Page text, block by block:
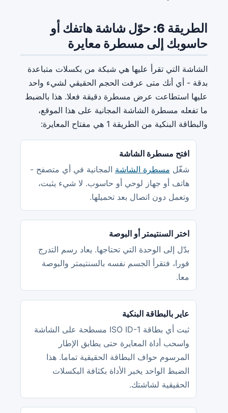
الطريقة 6: حوّل شاشة هاتفك أو
حاسوبك إلى مسطرة معايرة
الشاشة التي تقرأ عليها هي شبكة من بكسلات متباعدة
بدقة - أي أنك متى عرفت الحجم الحقيقي لشيء واحد
عليها استطاعت عرض مسطرة دقيقة فعلا. هذا بالضبط
ما تفعله مسطرة الشاشة المجانية على هذا الموقع،
والبطاقة البنكية من الطريقة 1 هي مفتاح المعايرة:
افتح مسطرة الشاشة
شغّل مسطرة الشاشة المجانية في أي متصفح -
هاتف أو جهاز لوحي أو حاسوب. لا شيء يثبت،
وتعمل دون اتصال بعد تحميلها.
اختر السنتيمتر أو البوصة
بدّل إلى الوحدة التي تحتاجها. يعاد رسم التدرج
فورا، فتقرأ الجسم نفسه بالسنتيمتر والبوصة
معا.
عاير بالبطاقة البنكية
ثبت أي بطاقة ISO ID-1 مسطحة على الشاشة
واسحب أداة المعايرة حتى يطابق الإطار
المرسوم حواف البطاقة الحقيقية تماما. هذا
الضبط الواحد يخبر الأداة بكثافة البكسلات
الحقيقية لشاشتك.